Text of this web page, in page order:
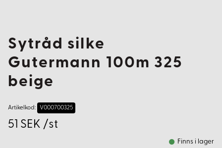
Sytråd silke
Gutermann 100m 325
beige
Artikelkod: V000700325
51 SEK /st
Finns i lager